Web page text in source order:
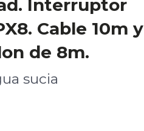
Interruptor
Cable 10m y
de 8m.
sucia